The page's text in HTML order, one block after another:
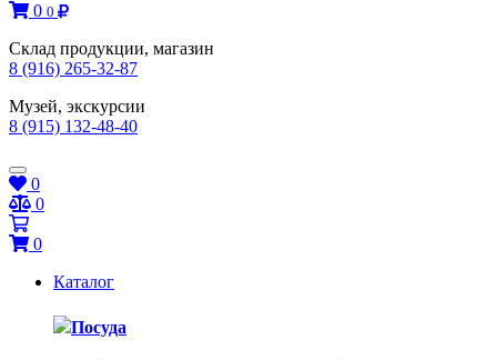
0 0
Склад продукции, магазин
8 (916) 265-32-87
Музей, экскурсии
8 (915) 132-48-40
0
0
0
Каталог
Посуда